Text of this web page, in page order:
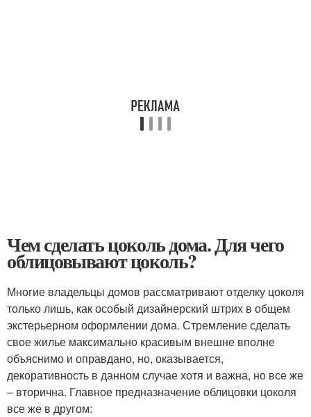
Чем сделать цоколь дома. Для чего
облицовывают цоколь?
Многие владельцы домов рассматривают отделку цоколя
только лишь, как особый дизайнерский штрих в общем
экстерьерном оформлении дома. Стремление сделать
свое жилье максимально красивым внешне вполне
объяснимо и оправдано, но, оказывается,
декоративность в данном случае хотя и важна, но все же
– вторична. Главное предназначение облицовки цоколя
все же в другом: